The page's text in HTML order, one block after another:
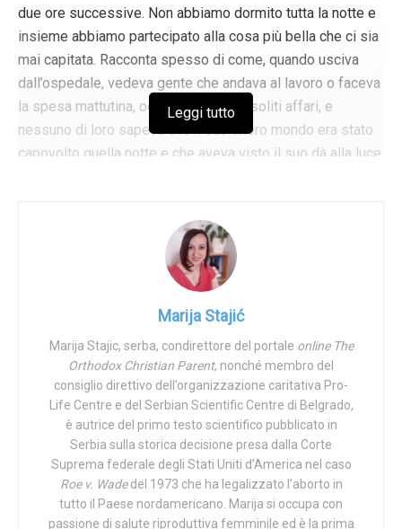
due ore successive. Non abbiamo dormito tutta la notte e
insieme abbiamo partecipato alla cosa più bella che ci sia
mai capitata. Racconta spesso di come, quando usciva
dall’ospedale, vedeva gente che andava al lavoro o faceva
la spesa mattutina, ognuno per i suoi soliti affari, e
nessuno di loro sapeva che il suo intero mondo era stato
capovolto quella notte e che aveva visto il suo dà alla luce
appresi con orrore che il figlioletto di un amico era
tragicamente morto. Quel giorno abbiamo fatto le nostre
solite faccende, abbiamo visto amici, ci siamo bagnati un
po’ in città… Niente di speciale, ma questa è la vita. Mentre
allo stesso tempo per qualcun altro che conosco, in quella
stessa città, il mondo ha smesso di girare.
È incredibile se pensi che sia le cose belle che quelle
terribili accadono simultaneamente e ogni giorno non solo
da qualche parte nel mondo ma anche nella stessa città,
nello stesso paese. E la vita continua ancora, le persone
ridono e piangono ancora, gioiscono e si addolorano,
sperano disperatamente, soffrono, stringono i denti,
Leggi tutto
Marija Stajić
Marija Stajic, serba, condirettore del portale online The
Orthodox Christian Parent, nonché membro del
consiglio direttivo dell’organizzazione caritativa Pro-
Life Centre e del Serbian Scientific Centre di Belgrado,
è autrice del primo testo scientifico pubblicato in
Serbia sulla storica decisione presa dalla Corte
Suprema federale degli Stati Uniti d’America nel caso
Roe v. Wadedel 1973 che ha legalizzato l’aborto in
tutto il Paese nordamericano. Marija si occupa con
passione di salute riproduttiva femminile ed è la prima